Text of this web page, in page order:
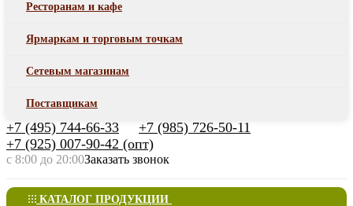
Ресторанам и кафе
Ярмаркам и торговым точкам
Сетевым магазинам
Поставщикам
+7 (495) 744-66-33
+7 (985) 726-50-11
+7 (925) 007-90-42 (опт)
с 8:00 до 20:00Заказать звонок
КАТАЛОГ ПРОДУКЦИИ